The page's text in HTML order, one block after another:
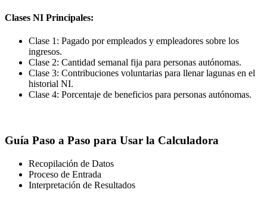
Clases NI Principales:
Clase 1: Pagado por empleados y empleadores sobre los
ingresos.
Clase 2: Cantidad semanal fija para personas autónomas.
Clase 3: Contribuciones voluntarias para llenar lagunas en el
historial NI.
Clase 4: Porcentaje de beneficios para personas autónomas.
Guía Paso a Paso para Usar la Calculadora
Recopilación de Datos
Proceso de Entrada
Interpretación de Resultados